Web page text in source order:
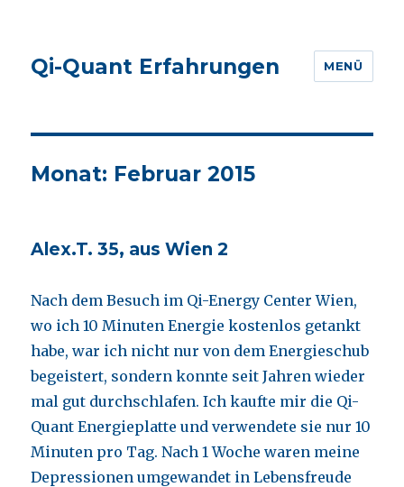
Qi-Quant Erfahrungen MENÜ
Monat: Februar 2015
Alex.T. 35, aus Wien 2
Nach dem Besuch im Qi-Energy Center Wien,
wo ich 10 Minuten Energie kostenlos getankt
habe, war ich nicht nur von dem Energieschub
begeistert, sondern konnte seit Jahren wieder
mal gut durchschlafen. Ich kaufte mir die Qi-
Quant Energieplatte und verwendete sie nur 10
Minuten pro Tag. Nach 1 Woche waren meine
Depressionen umgewandet in Lebensfreude